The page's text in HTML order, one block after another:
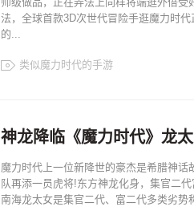
法，全球首款3D次世代冒险手逛魔力时
的...
类似魔力时代的手游
神龙降临《魔力时代》龙
魔力时代上一位新降世的豪杰是希腊神话
队再添一员虎将!东方神龙化身，集官二
南海龙太女是集官二代、富二代多类劣